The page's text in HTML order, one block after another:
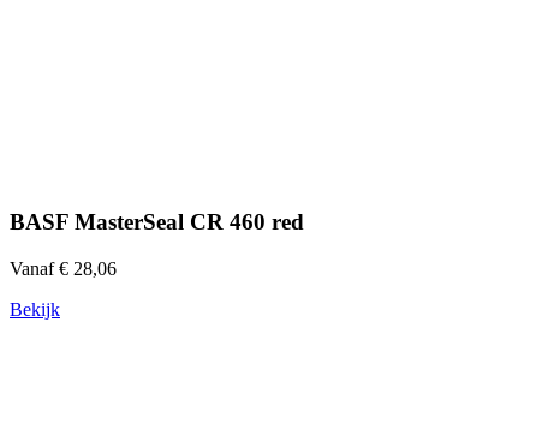
BASF MasterSeal CR 460 red
Vanaf € 28,06
Bekijk